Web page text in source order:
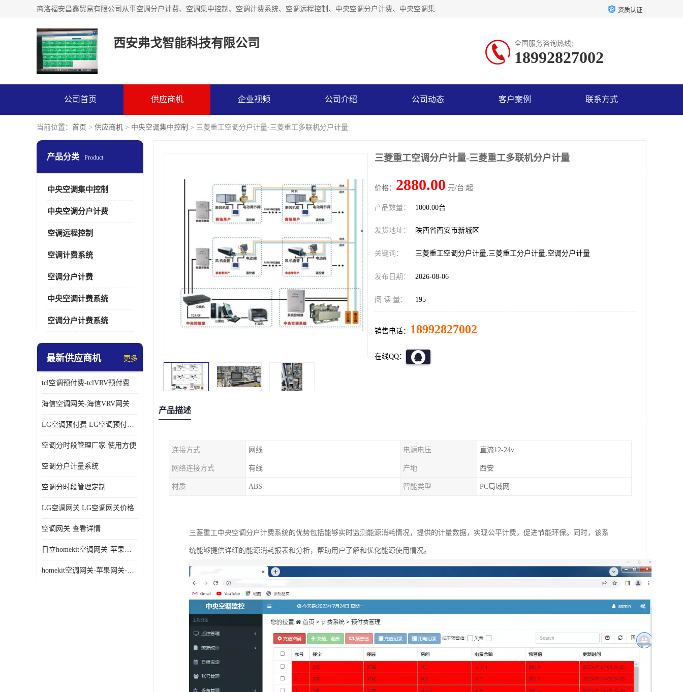
商洛福安昌鑫贸易有限公司从事空调分户计费、空调集中控制、空调计费系统、空调远程控制、中央空调分户计费、中央空调集中控制等产品的销售与安装。。语音控制，解放双手，让用户畅享安全、健康、便利、舒适、节能、愉悦的物联网智慧生活，我们竭诚为您提供住宅、别墅、公寓的智能家居化、智能办公化，智能酒店的解决方案。 资质认证
西安弗戈智能科技有限公司 全国服务咨询热线:
18992827002
公司首页 供应商机 企业视频 公司介绍 公司动态 客户案例 联系方式
当前位置： 首页 > 供应商机 > 中央空调集中控制 > 三菱重工空调分户计量-三菱重工多联机分户计量
产品分类 Product
中央空调集中控制
中央空调分户计费
空调远程控制
空调计费系统
空调分户计费
中央空调计费系统
空调分户计费系统
最新供应商机 更多
tcl空调预付费-tclVRV预付费
海信空调网关-海信VRV网关
LG空调预付费 LG空调预付费方案
空调分时段管理厂家 使用方便
空调分户计量系统
空调分时段管理定制
LG空调网关 LG空调网关价格
空调网关 查看详情
日立homekit空调网关-苹果网关-homekit空调网关
homekit空调网关-苹果网关-三星homekit空调网关
三菱重工空调分户计量-三菱重工多联机分户计量
价格： 2880.00 元/台 起
产品数量： 1000.00台
发货地址： 陕西省西安市新城区
关键词： 三菱重工空调分户计量,三菱重工分户计量,空调分户计量
发布日期： 2026-08-06
阅 读 量： 195
销售电话： 18992827002
在线QQ：
产品描述
连接方式 网线 电源电压 直流12-24v
网络连接方式 有线 产地 西安
材质 ABS 智能类型 PC局域网
三菱重工中央空调分户计费系统的优势包括能够实时监测能源消耗情况，提供的计量数据，实现公平计费，促进节能环保。同 时，该系
统能够提供详细的能源消耗报表和分析，帮助用户了解和优化能源使用情况。